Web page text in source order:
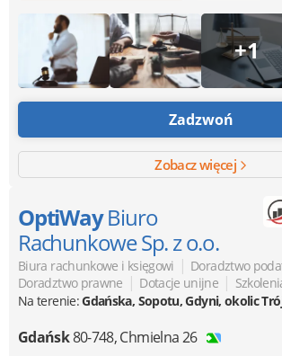
+1
Zadzwoń
Zobacz więcej
OptiWayBiuro
Rachunkowe Sp. z o.o.
Biura rachunkowe i księgowi | Doradztwo
Doradztwo prawne | Dotacje unijne |
Na terenie:Gdańska, Sopotu, Gdyni, okolic
Gdańsk80-748,Chmielna 26